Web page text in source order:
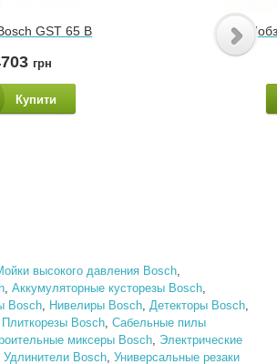
GST 65 B
грн
Купити
высокого давления Bosch,
, Аккумуляторные кусторезы Bosch,
Bosch, Нивелиры Bosch, Детекторы Bosch,
Плиткорезы Bosch, Сабельные пилы
миксеры Bosch, Электрические
Удлинители Bosch, Универсальные резаки